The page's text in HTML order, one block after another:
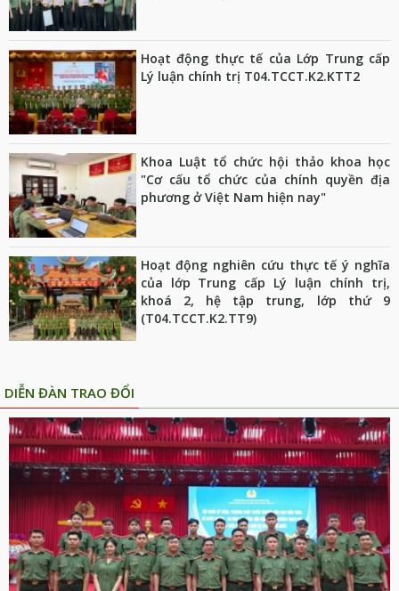
Hoạt động thực tế của Lớp Trung cấp
Lý luận chính trị T04.TCCT.K2.KTT2
Khoa Luật tổ chức hội thảo khoa học
"Cơ cấu tổ chức của chính quyền địa
phương ở Việt Nam hiện nay"
Hoạt động nghiên cứu thực tế ý nghĩa
của lớp Trung cấp Lý luận chính trị,
khoá 2, hệ tập trung, lớp thứ 9
(T04.TCCT.K2.TT9)
DIỄN ĐÀN TRAO ĐỔI